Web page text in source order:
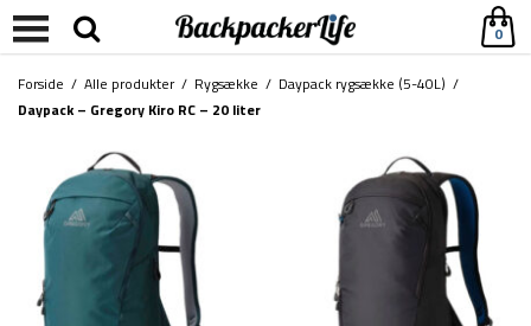
0
Forside / Alle produkter/ Rygsække / Daypack rygsække (5-40L) /
Daypack – Gregory Kiro RC – 20 liter